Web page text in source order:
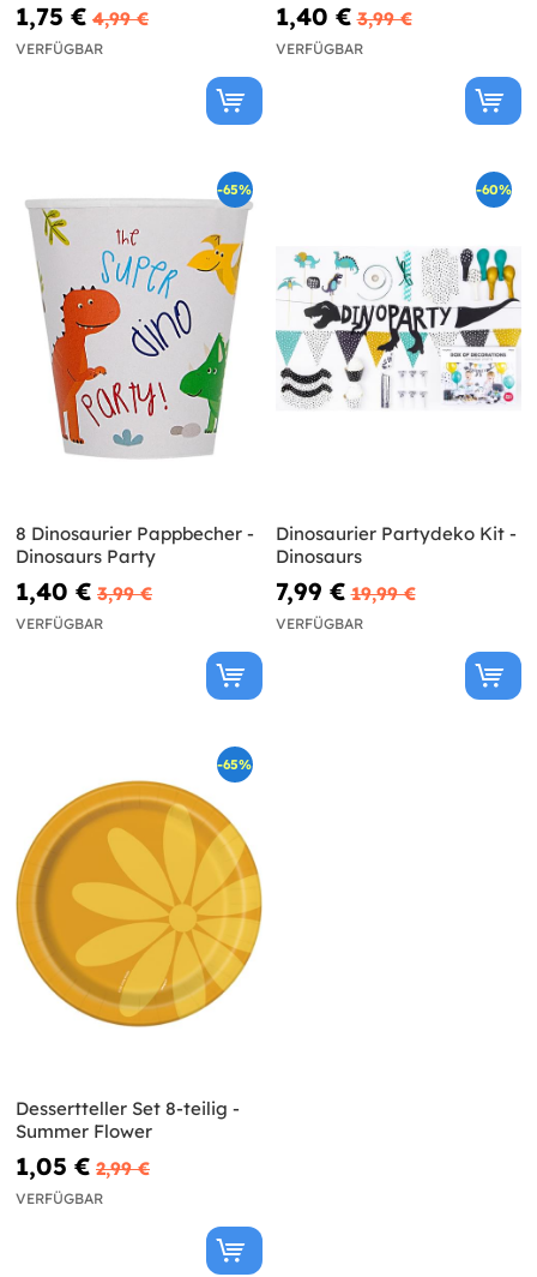
1,75 € 4,99 €
VERFÜGBAR
1,40 € 3,99 €
VERFÜGBAR
-65%
8 Dinosaurier Pappbecher -
Dinosaurs Party
1,40 € 3,99 €
VERFÜGBAR
-60%
Dinosaurier Partydeko Kit -
Dinosaurs
7,99 € 19,99 €
VERFÜGBAR
-65%
Dessertteller Set 8-teilig -
Summer Flower
1,05 € 2,99 €
VERFÜGBAR